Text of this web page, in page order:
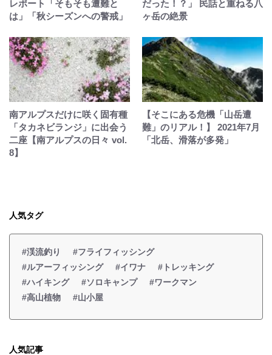
レポート「そもそも遭難と
は」「秋シーズンへの警戒」
だった！？」 民話と重ねる八
ヶ岳の絶景
南アルプスだけに咲く固有種
「タカネビランジ」に出会う
二座【南アルプスの日々 vol.
8】
【そこにある危機「山岳遭
難」のリアル！】 2021年7月
「北岳、滑落が多発」
人気タグ
#渓流釣り
#フライフィッシング
#ルアーフィッシング
#イワナ
#トレッキング
#ハイキング
#ソロキャンプ
#ワークマン
#高山植物
#山小屋
人気記事